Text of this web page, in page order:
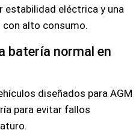
estabilidad eléctrica y una
con alto consumo.
batería normal en
diseñados para AGM
para evitar fallos